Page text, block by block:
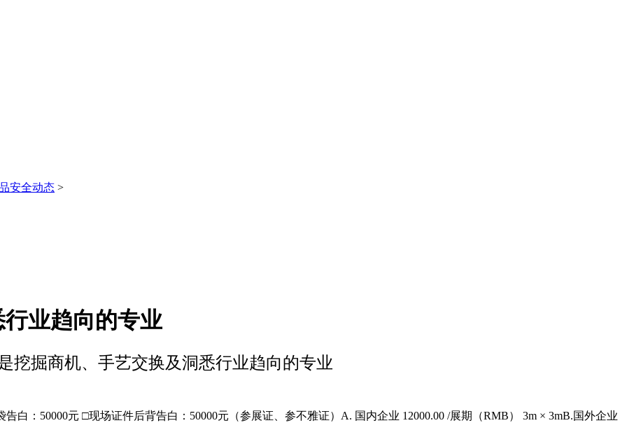
安全动态 >
业趋向的专业
挖掘商机、手艺交换及洞悉行业趋向的专业
50000元 □现场证件后背告白：50000元（参展证、参不雅证）A. 国内企业 12000.00 /展期（RMB） 3m × 3mB.国外企业